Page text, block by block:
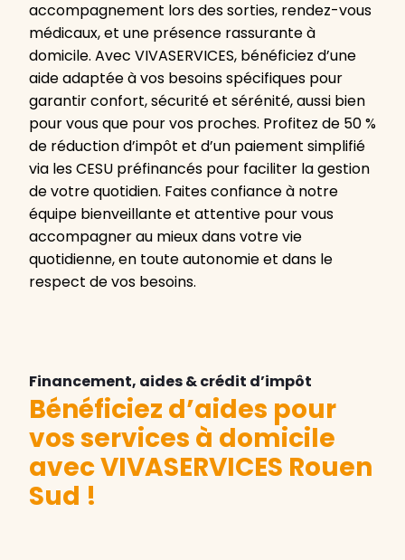
accompagnement lors des sorties, rendez-vous
médicaux, et une présence rassurante à
domicile. Avec VIVASERVICES, bénéficiez d’une
aide adaptée à vos besoins spécifiques pour
garantir confort, sécurité et sérénité, aussi bien
pour vous que pour vos proches. Profitez de 50 %
de réduction d’impôt et d’un paiement simplifié
via les CESU préfinancés pour faciliter la gestion
de votre quotidien. Faites confiance à notre
équipe bienveillante et attentive pour vous
accompagner au mieux dans votre vie
quotidienne, en toute autonomie et dans le
respect de vos besoins.
Financement, aides & crédit d’impôt
Bénéficiez d’aides pour
vos services à domicile
avec VIVASERVICES Rouen
Sud !